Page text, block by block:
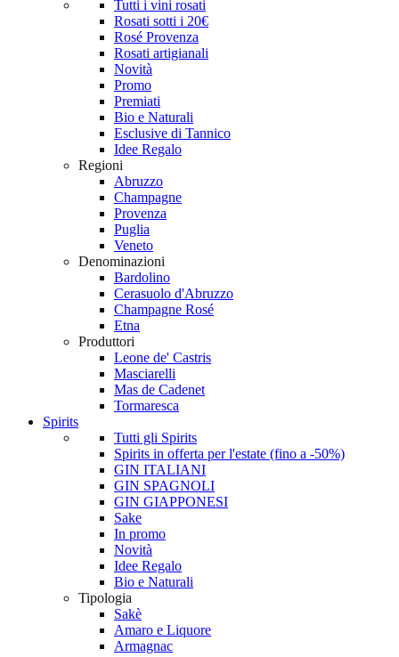
Tutti i vini rosati
Rosati sotti i 20€
Rosé Provenza
Rosati artigianali
Novità
Promo
Premiati
Bio e Naturali
Esclusive di Tannico
Idee Regalo
Regioni
Abruzzo
Champagne
Provenza
Puglia
Veneto
Denominazioni
Bardolino
Cerasuolo d'Abruzzo
Champagne Rosé
Etna
Produttori
Leone de' Castris
Masciarelli
Mas de Cadenet
Tormaresca
Spirits
Tutti gli Spirits
Spirits in offerta per l'estate (fino a -50%)
GIN ITALIANI
GIN SPAGNOLI
GIN GIAPPONESI
Sake
In promo
Novità
Idee Regalo
Bio e Naturali
Tipologia
Sakè
Amaro e Liquore
Armagnac